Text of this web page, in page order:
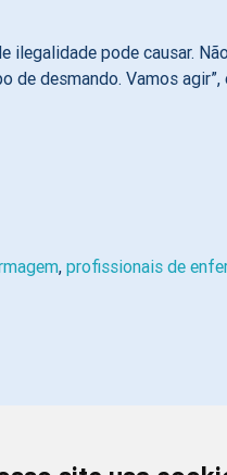
pode causar.
desmando. Vamos
, profissionais de